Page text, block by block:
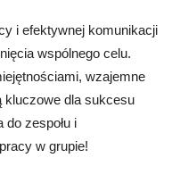
i efektywnej komunikacji
wspólnego celu.
wzajemne
kluczowe dla sukcesu
do zespołu i
w grupie!